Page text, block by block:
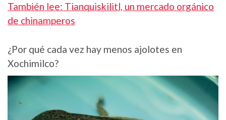
También lee: Tianquiskilitl, un mercado orgánico
de chinamperos
¿Por qué cada vez hay menos ajolotes en
Xochimilco?